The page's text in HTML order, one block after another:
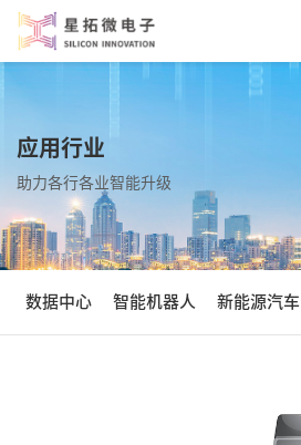
应用行业
助力各行各业智能升级
数据中心 智能机器人 新能源汽车